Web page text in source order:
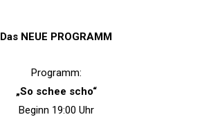
Das NEUE PROGRAMM
Programm:
„So schee scho“
Beginn 19:00 Uhr